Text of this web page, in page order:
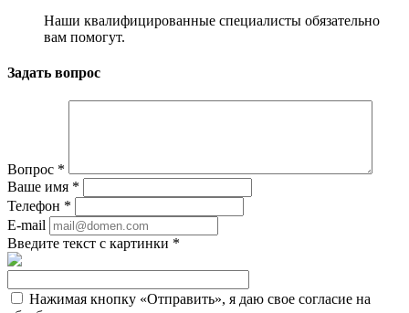
Наши квалифицированные специалисты обязательно
вам помогут.
Задать вопрос
Вопрос *
Ваше имя *
Телефон *
E-mail
Введите текст с картинки *
Нажимая кнопку «Отправить», я даю свое согласие на